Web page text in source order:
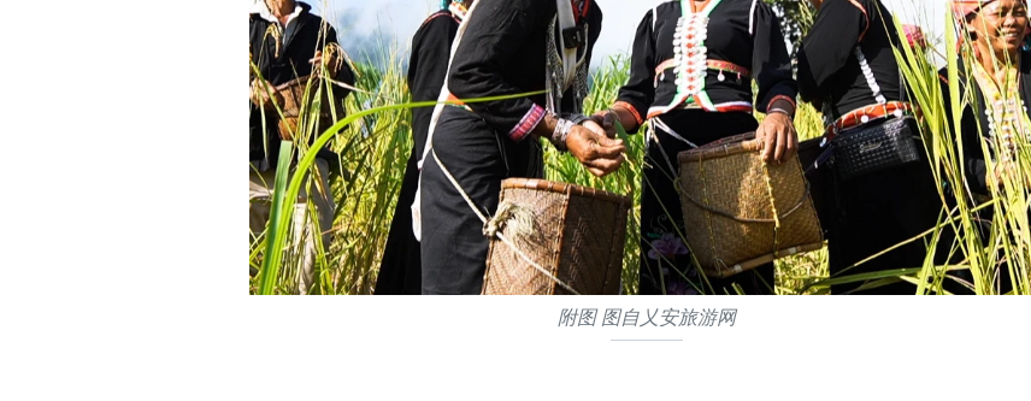
附图 图自乂安旅游网